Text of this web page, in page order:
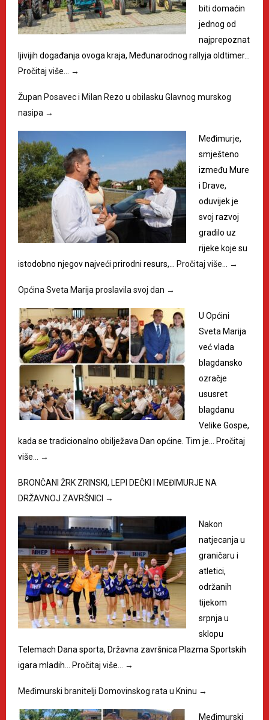
biti domaćin
jednog od
najprepoznat
ljivijih događanja ovoga kraja, Međunarodnog rallyja oldtimer…
Pročitaj više…
→
Župan Posavec i Milan Rezo u obilasku Glavnog murskog
nasipa →
Međimurje,
smješteno
između Mure
i Drave,
oduvijek je
svoj razvoj
gradilo uz
rijeke koje su
istodobno njegov najveći prirodni resurs,… Pročitaj više… →
Općina Sveta Marija proslavila svoj dan →
U Općini
Sveta Marija
već vlada
blagdansko
ozračje
ususret
blagdanu
Velike Gospe,
kada se tradicionalno obilježava Dan općine. Tim je… Pročitaj
više…
→
BRONČANI ŽRK ZRINSKI, LEPI DEČKI I MEĐIMURJE NA
DRŽAVNOJ ZAVRŠNICI →
Nakon
natjecanja u
graničaru i
atletici,
održanih
tijekom
srpnja u
sklopu
Telemach Dana sporta, Državna završnica Plazma Sportskih
igara mladih… Pročitaj više… →
Međimurski branitelji Domovinskog rata u Kninu →
Međimurski